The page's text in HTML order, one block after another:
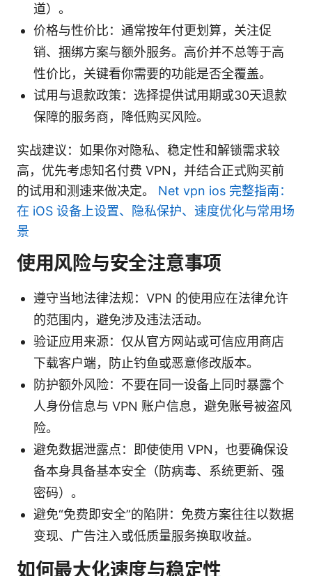
道）。
价格与性价比：通常按年付更划算，关注促
销、捆绑方案与额外服务。高价并不总等于高
性价比，关键看你需要的功能是否全覆盖。
试用与退款政策：选择提供试用期或30天退款
保障的服务商，降低购买风险。
实战建议：如果你对隐私、稳定性和解锁需求较
高，优先考虑知名付费 VPN，并结合正式购买前
的试用和测速来做决定。 Net vpn ios 完整指南：
在 iOS 设备上设置、隐私保护、速度优化与常用场
景
使用风险与安全注意事项
遵守当地法律法规：VPN 的使用应在法律允许
的范围内，避免涉及违法活动。
验证应用来源：仅从官方网站或可信应用商店
下载客户端，防止钓鱼或恶意修改版本。
防护额外风险：不要在同一设备上同时暴露个
人身份信息与 VPN 账户信息，避免账号被盗风
险。
避免数据泄露点：即使使用 VPN，也要确保设
备本身具备基本安全（防病毒、系统更新、强
密码）。
避免“免费即安全”的陷阱：免费方案往往以数据
变现、广告注入或低质量服务换取收益。
如何最大化速度与稳定性